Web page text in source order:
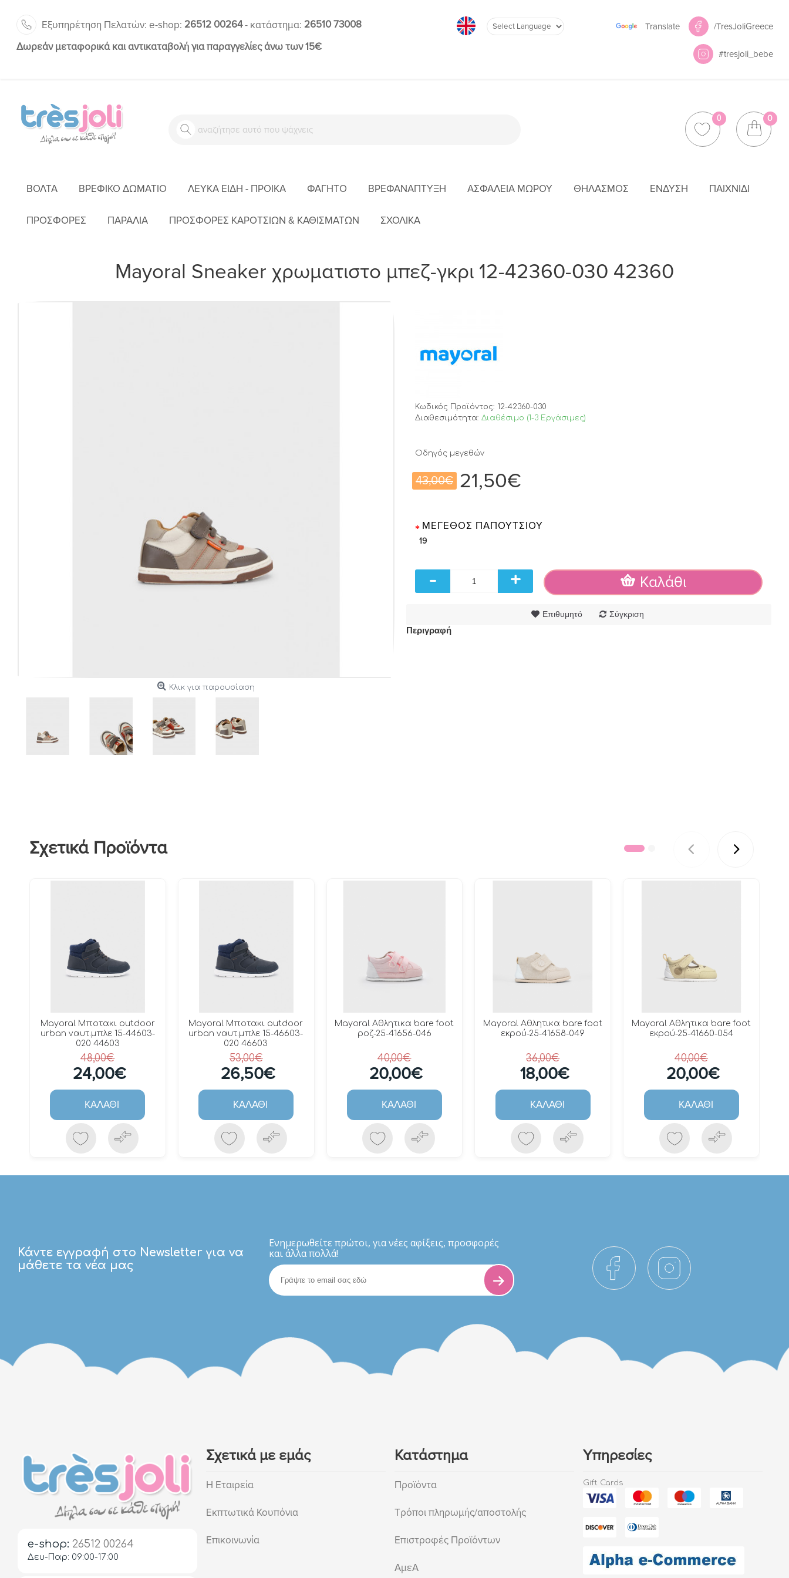
Εξυπηρέτηση Πελατών: e-shop: 26512 00264- κατάστημα: 26510 73008
Δωρεάν μεταφορικά και αντικαταβολή για παραγγελίες άνω των 15€
Translate /TresJoliGreece
#tresjoli_bebe
0 0
ΒΌΛΤΑ ΒΡΕΦΙΚΌ ΔΩΜΆΤΙΟ ΛΕΥΚΆ ΕΊΔΗ - ΠΡΟΊΚΑ ΦΑΓΗΤΌ ΒΡΕΦΑΝΆΠΤΥΞΗ ΑΣΦΆΛΕΙΑ ΜΩΡΟΎ ΘΗΛΑΣΜΌΣ ΈΝΔΥΣΗ ΠΑΙΧΝΊΔΙ
ΠΡΟΣΦΟΡΕΣ ΠΑΡΑΛΙΑ ΠΡΟΣΦΟΡΕΣ ΚΑΡΟΤΣΙΩΝ & ΚΑΘΙΣΜΑΤΩΝ ΣΧΟΛΙΚΑ
Mayoral Sneaker χρωματιστο μπεζ-γκρι 12-42360-030 42360
Κλικ για παρουσίαση
Κωδικός Προϊόντος: 12-42360-030
Διαθεσιμότητα: Διαθέσιμο (1-3 Εργάσιμες)
Οδηγός μεγεθών
43,00€ 21,50€
ΜΈΓΕΘΟΣ ΠΑΠΟΥΤΣΙΟΎ
19
- + Καλάθι
Επιθυμητό Σύγκριση
Περιγραφή
Σχετικά Προϊόντα
Mayoral Μποτακι outdoor
urban ναυτ.μπλε 15-44603-
020 44603
48,00€
24,00€
ΚΑΛΆΘΙ
Mayoral Μποτακι outdoor
urban ναυτ.μπλε 15-46603-
020 46603
53,00€
26,50€
ΚΑΛΆΘΙ
Mayoral Αθλητικα bare foot
ροζ-25-41656-046
40,00€
20,00€
ΚΑΛΆΘΙ
Mayoral Αθλητικα bare foot
εκρού-25-41658-049
36,00€
18,00€
ΚΑΛΆΘΙ
Mayoral Αθλητικα bare foot
εκρού-25-41660-054
40,00€
20,00€
ΚΑΛΆΘΙ
Κάντε εγγραφή στο Newsletter για να
μάθετε τα νέα μας
Eνημερωθείτε πρώτοι, για νέες αφίξεις, προσφορές
και άλλα πολλά!
e-shop: 26512 00264
Δευ-Παρ: 09:00-17:00
Σχετικά με εμάς
Η Εταιρεία
Εκπτωτικά Κουπόνια
Επικοινωνία
Κατάστημα
Προϊόντα
Τρόποι πληρωμής/αποστολής
Επιστροφές Προϊόντων
ΑμεΑ
Υπηρεσίες
Gift Cards